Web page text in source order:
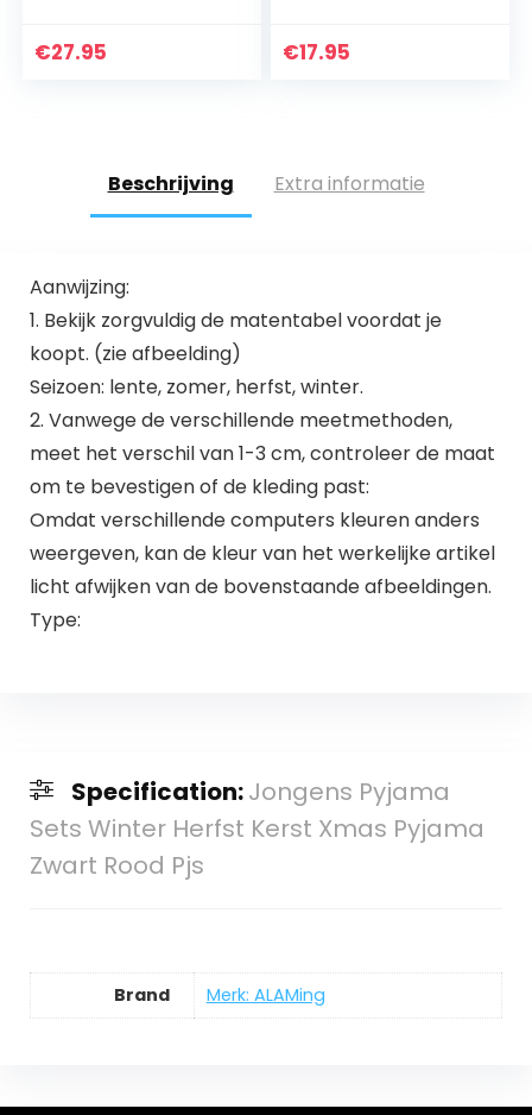
€27.95 €17.95
Beschrijving Extra informatie
Aanwijzing:
1. Bekijk zorgvuldig de matentabel voordat je
koopt. (zie afbeelding)
Seizoen: lente, zomer, herfst, winter.
2. Vanwege de verschillende meetmethoden,
meet het verschil van 1-3 cm, controleer de maat
om te bevestigen of de kleding past:
Omdat verschillende computers kleuren anders
weergeven, kan de kleur van het werkelijke artikel
licht afwijken van de bovenstaande afbeeldingen.
Type:
Specification:Jongens Pyjama
Sets Winter Herfst Kerst Xmas Pyjama
Zwart Rood Pjs
Brand Merk: ALAMing